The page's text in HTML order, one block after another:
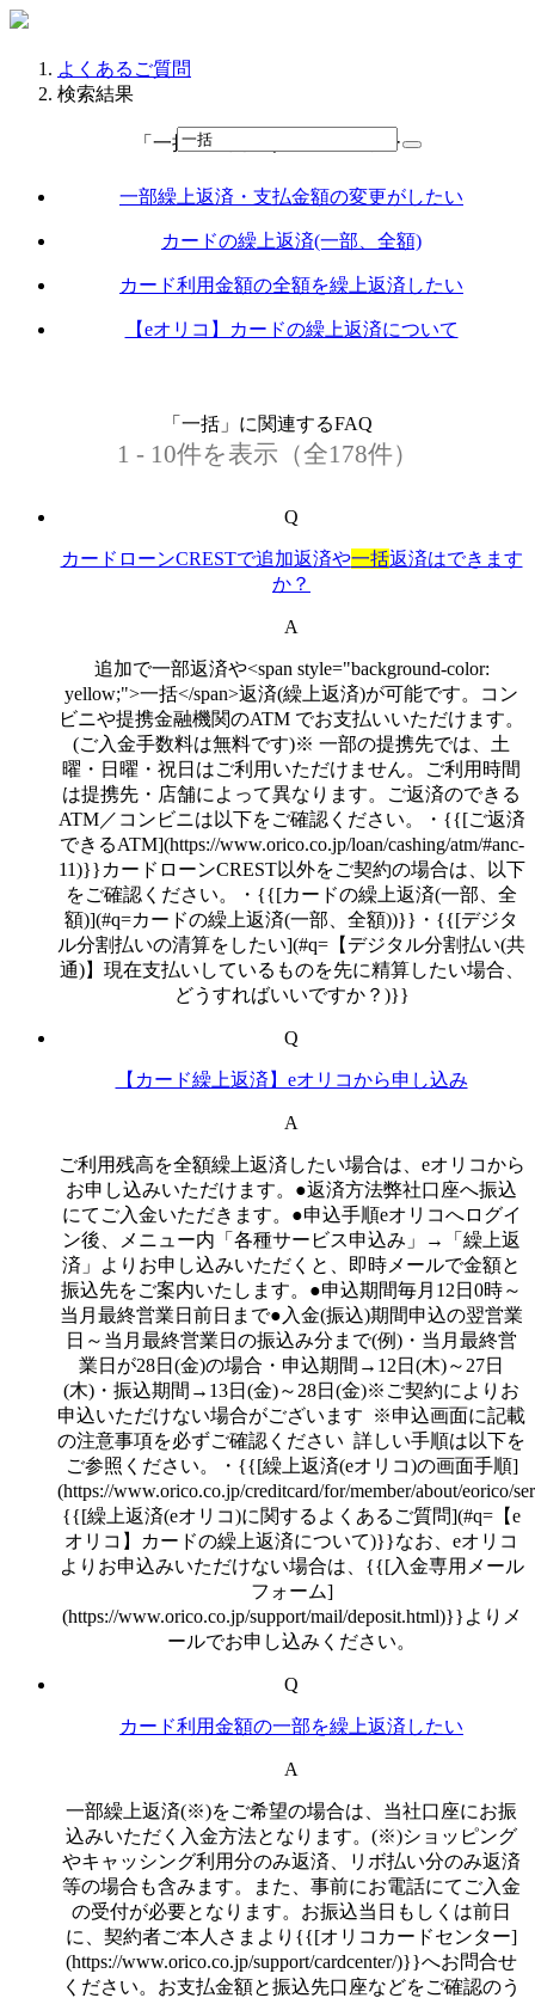
よくあるご質問
検索結果
「一括」に関連するカテゴリー
一部繰上返済・支払金額の変更がしたい
カードの繰上返済(一部、全額)
カード利用金額の全額を繰上返済したい
【eオリコ】カードの繰上返済について
「一括」に関連するFAQ
1 - 10件を表示（全178件）
Q
カードローンCRESTで追加返済や一括返済はできます
か？
A
追加で一部返済や<span style="background-color:
yellow;">一括</span>返済(繰上返済)が可能です。コン
ビニや提携金融機関のATM でお支払いいただけます。
(ご入金手数料は無料です)※ 一部の提携先では、土
曜・日曜・祝日はご利用いただけません。ご利用時間
は提携先・店舗によって異なります。ご返済のできる
ATM／コンビニは以下をご確認ください。・{{[ご返済
できるATM](https://www.orico.co.jp/loan/cashing/atm/#anc-
11)}}カードローンCREST以外をご契約の場合は、以下
をご確認ください。・{{[カードの繰上返済(一部、全
額)](#q=カードの繰上返済(一部、全額))}}・{{[デジタ
ル分割払いの清算をしたい](#q=【デジタル分割払い(共
通)】現在支払いしているものを先に精算したい場合、
どうすればいいですか？)}}
Q
【カード繰上返済】eオリコから申し込み
A
ご利用残高を全額繰上返済したい場合は、eオリコから
お申し込みいただけます。●返済方法弊社口座へ振込
にてご入金いただきます。●申込手順eオリコへログイ
ン後、メニュー内「各種サービス申込み」→「繰上返
済」よりお申し込みいただくと、即時メールで金額と
振込先をご案内いたします。●申込期間毎月12日0時～
当月最終営業日前日まで●入金(振込)期間申込の翌営業
日～当月最終営業日の振込み分まで(例)・当月最終営
業日が28日(金)の場合・申込期間→12日(木)～27日
(木)・振込期間→13日(金)～28日(金)※ご契約によりお
申込いただけない場合がございます ※申込画面に記載
の注意事項を必ずご確認ください 詳しい手順は以下を
ご参照ください。・{{[繰上返済(eオリコ)の画面手順]
(https://www.orico.co.jp/creditcard/for/member/about/eorico/
{{[繰上返済(eオリコ)に関するよくあるご質問](#q=【e
オリコ】カードの繰上返済について)}}なお、eオリコ
よりお申込みいただけない場合は、{{[入金専用メール
フォーム]
(https://www.orico.co.jp/support/mail/deposit.html)}}よりメ
ールでお申し込みください。
Q
カード利用金額の一部を繰上返済したい
A
一部繰上返済(※)をご希望の場合は、当社口座にお振
込みいただく入金方法となります。(※)ショッピング
やキャッシング利用分のみ返済、リボ払い分のみ返済
等の場合も含みます。また、事前にお電話にてご入金
の受付が必要となります。お振込当日もしくは前日
に、契約者ご本人さまより{{[オリコカードセンター]
(https://www.orico.co.jp/support/cardcenter/)}}へお問合せ
ください。お支払金額と振込先口座などをご確認のう